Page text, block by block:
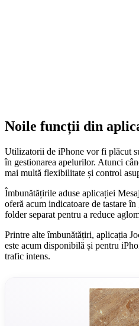
Noile funcții din
Utilizatorii de iPhone vor fi plăcut
în gestionarea apelurilor. Atunci
mai multă flexibilitate și control
Îmbunătățirile aduse aplicației
oferă acum indicatoare de tastare
folder separat pentru a reduce
Printre alte îmbunătățiri, aplicația
este acum disponibilă și pentru
trafic intens.